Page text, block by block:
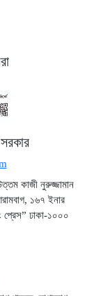
কাজী নুরুজ্জামান
১৬৭ ইনার
প্রেস” ঢাকা-১০০০